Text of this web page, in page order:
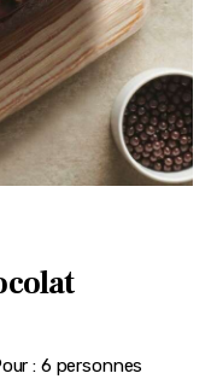
: 6 personnes